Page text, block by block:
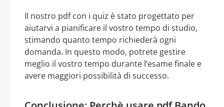
Il nostro pdf con i quiz è stato progettato per
aiutarvi a pianificare il vostro tempo di studio,
stimando quanto tempo richiederà ogni
domanda. In questo modo, potrete gestire
meglio il vostro tempo durante l’esame finale e
avere maggiori possibilità di successo.